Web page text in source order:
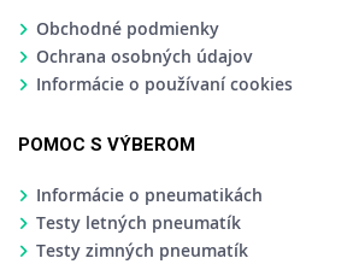
Obchodné podmienky
Ochrana osobných údajov
Informácie o používaní cookies
POMOC S VÝBEROM
Informácie o pneumatikách
Testy letných pneumatík
Testy zimných pneumatík